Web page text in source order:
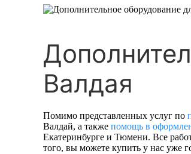
Валдая
Помимо представленных услуг по
Валдай, а также помощь в
Екатеринбурге и Тюмени. Все
того, вы можете купить у нас уже